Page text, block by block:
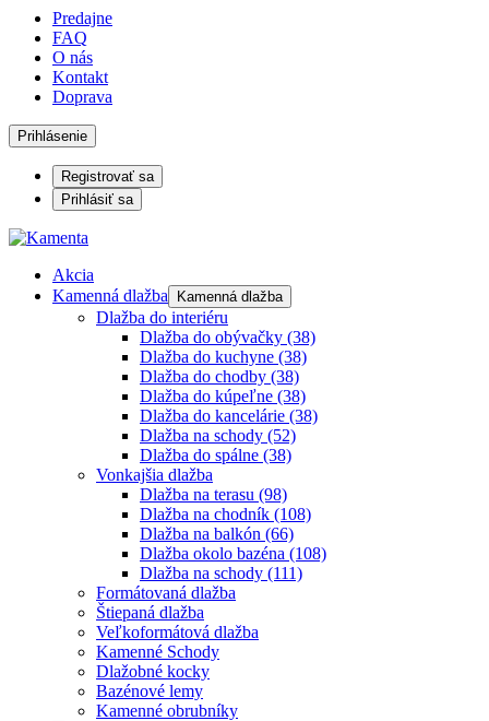
Predajne
FAQ
O nás
Kontakt
Doprava
Prihlásenie
Registrovať sa
Prihlásiť sa
Akcia
Kamenná dlažba
Kamenná dlažba
Dlažba do interiéru
Dlažba do obývačky (38)
Dlažba do kuchyne (38)
Dlažba do chodby (38)
Dlažba do kúpeľne (38)
Dlažba do kancelárie (38)
Dlažba na schody (52)
Dlažba do spálne (38)
Vonkajšia dlažba
Dlažba na terasu (98)
Dlažba na chodník (108)
Dlažba na balkón (66)
Dlažba okolo bazéna (108)
Dlažba na schody (111)
Formátovaná dlažba
Štiepaná dlažba
Veľkoformátová dlažba
Kamenné Schody
Dlažobné kocky
Bazénové lemy
Kamenné obrubníky